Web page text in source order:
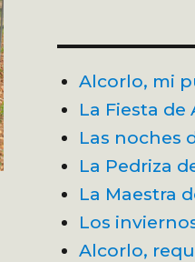
Alcorlo, mi
La Fiesta de
Las noches
La Pedriza
La Maestra
Los
Alcorlo,